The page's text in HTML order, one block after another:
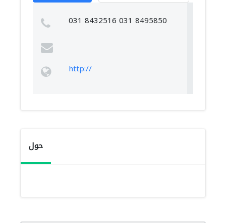
031 8432516 031 8495850
http://
حول